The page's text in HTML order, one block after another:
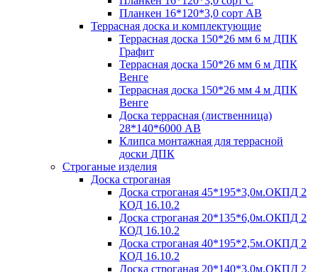
Планкен 16*120*3,0 сорт АВ
Террасная доска и комплектующие
Террасная доска 150*26 мм 6 м ДПК
Графит
Террасная доска 150*26 мм 6 м ДПК
Венге
Террасная доска 150*26 мм 4 м ДПК
Венге
Доска террасная (лиственница)
28*140*6000 АВ
Клипса монтажная для террасной
доски ДПК
Строганые изделия
Доска строганая
Доска строганая 45*195*3,0м.ОКПД 2
КОД 16.10.2
Доска строганая 20*135*6,0м.ОКПД 2
КОД 16.10.2
Доска строганая 40*195*2,5м.ОКПД 2
КОД 16.10.2
Доска строганая 20*140*3,0м.ОКПД 2